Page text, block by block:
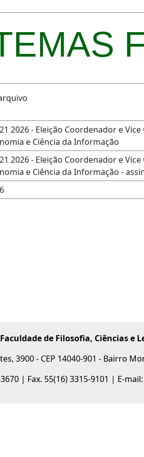
2026 - Eleição Coordenador e Vice
e Ciência da Informação
2026 - Eleição Coordenador e Vice
e Ciência da Informação -
Faculdade de Filosofia, Ciências e
3900 - CEP 14040-901 - Bairro
| Fax. 55(16) 3315-9101 | E-mail: